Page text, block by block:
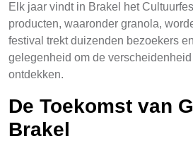
Elk jaar vindt in Brakel het
producten, waaronder granola,
festival trekt duizenden bezoekers
gelegenheid om de
ontdekken.
De Toekomst van
Brakel